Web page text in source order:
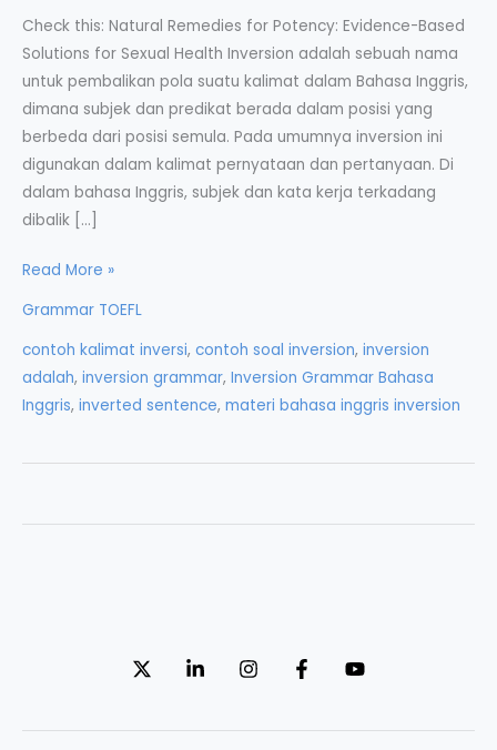
Check this: Natural Remedies for Potency: Evidence-Based
Solutions for Sexual Health Inversion adalah sebuah nama
untuk pembalikan pola suatu kalimat dalam Bahasa Inggris,
dimana subjek dan predikat berada dalam posisi yang
berbeda dari posisi semula. Pada umumnya inversion ini
digunakan dalam kalimat pernyataan dan pertanyaan. Di
dalam bahasa Inggris, subjek dan kata kerja terkadang
dibalik […]
Inversion
Bahasa
Inggris
Read More »
Grammar TOEFL
contoh kalimat inversi, contoh soal inversion, inversion
adalah, inversion grammar, Inversion Grammar Bahasa
Inggris, inverted sentence, materi bahasa inggris inversion